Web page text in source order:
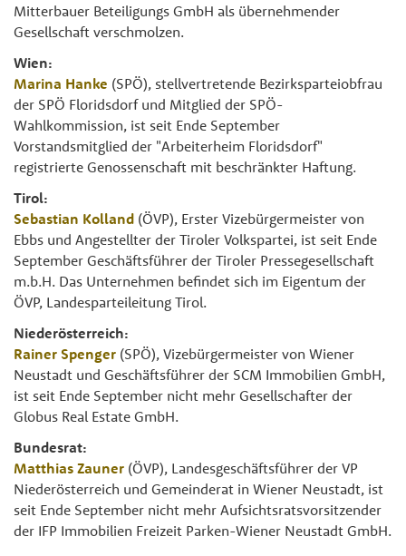
Mitterbauer Beteiligungs GmbH als übernehmender
Gesellschaft verschmolzen.
Wien:
Marina Hanke (SPÖ), stellvertretende Bezirksparteiobfrau
der SPÖ Floridsdorf und Mitglied der SPÖ-
Wahlkommission, ist seit Ende September
Vorstandsmitglied der "Arbeiterheim Floridsdorf"
registrierte Genossenschaft mit beschränkter Haftung.
Tirol:
Sebastian Kolland (ÖVP), Erster Vizebürgermeister von
Ebbs und Angestellter der Tiroler Volkspartei, ist seit Ende
September Geschäftsführer der Tiroler Pressegesellschaft
m.b.H. Das Unternehmen befindet sich im Eigentum der
ÖVP, Landesparteileitung Tirol.
Niederösterreich:
Rainer Spenger (SPÖ), Vizebürgermeister von Wiener
Neustadt und Geschäftsführer der SCM Immobilien GmbH,
ist seit Ende September nicht mehr Gesellschafter der
Globus Real Estate GmbH.
Bundesrat:
Matthias Zauner (ÖVP), Landesgeschäftsführer der VP
Niederösterreich und Gemeinderat in Wiener Neustadt, ist
seit Ende September nicht mehr Aufsichtsratsvorsitzender
der IFP Immobilien Freizeit Parken-Wiener Neustadt GmbH.